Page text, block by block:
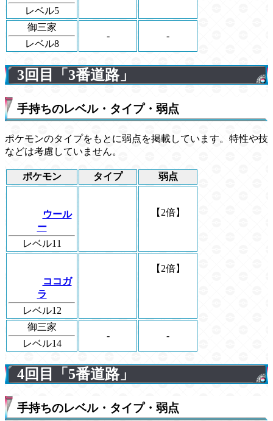
レベル5
御三家
レベル8
- -
3回目「3番道路」
手持ちのレベル・タイプ・弱点
ポケモンのタイプをもとに弱点を掲載しています。特性や技
などは考慮していません。
ポケモン タイプ 弱点
ウール
ー
レベル11
【2倍】
ココガ
ラ
レベル12
【2倍】
御三家
レベル14
- -
4回目「5番道路」
手持ちのレベル・タイプ・弱点